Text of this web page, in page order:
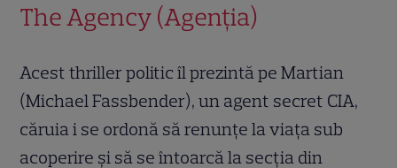
The Agency (Agenția)
Acest thriller politic îl prezintă pe Martian
(Michael Fassbender), un agent secret CIA,
căruia i se ordonă să renunțe la viața sub
acoperire și să se întoarcă la secția din